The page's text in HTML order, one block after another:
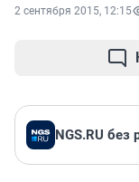
2 сентября 2015, 12:15
NGS.RU без